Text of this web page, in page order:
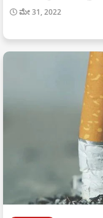
ಮೇ 31, 2022